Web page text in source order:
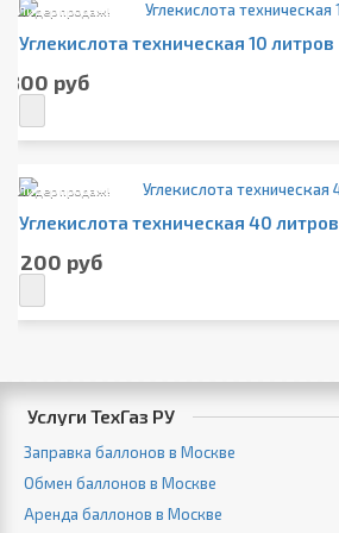
Лидер продаж!
Углекислота техническая 10 литров
800 руб
Лидер продаж!
Углекислота техническая 40 литров
1 200 руб
Услуги ТехГаз РУ
Заправка баллонов в Москве
Обмен баллонов в Москве
Аренда баллонов в Москве